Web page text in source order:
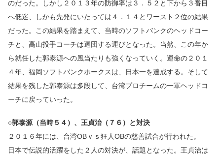
のだった。しかし２０１３年の防御率は３．５２と下から３番目
へ低迷、しかも先発にいたっては４．１４とワースト２位の結果
だった。この結果を踏まえて、当時のソフトバンクのヘッドコー
チと、高山投手コーチは退団する運びとなった。当然、この年か
ら就任した郭泰源への風当たりも強くなっていく。運命の２０１
４年、福岡ソフトバンクホークスは、日本一を達成する。そして
結果を残した郭泰源は多段して、台湾プロチームの一軍ヘッドコ
ーチに戻っていった。
○郭泰源（当時５４）、王貞治（７６）
と対決
２０１６年には、台湾OBｖｓ狂人OBの慈善試合が行われた。
日本で伝説的活躍をした２人の対決が、話題となった。王貞治は